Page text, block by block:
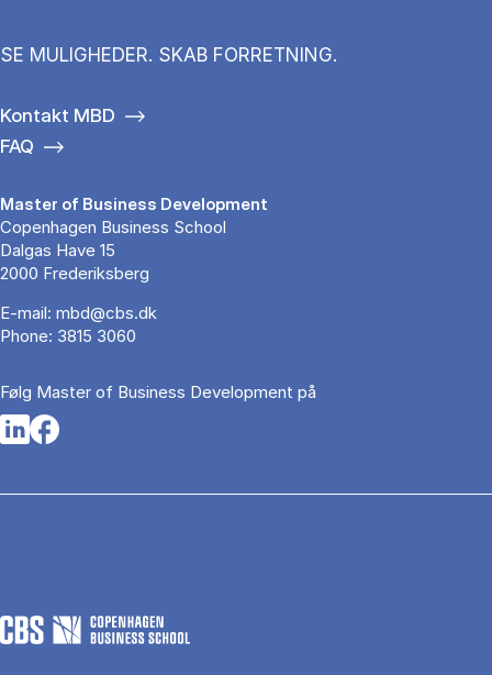
SE MULIGHEDER. SKAB FORRETNING.
Kontakt MBD
FAQ
Master of Business Development
Copenhagen Business School
Dalgas Have 15
2000 Frederiksberg
E-mail: mbd@cbs.dk
Phone: 3815 3060
Følg Master of Business Development på
Opens in a new tab
Opens in a new tab